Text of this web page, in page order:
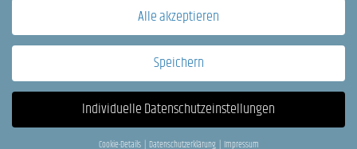
0431 – 549280
DIREKTANRUF
Gettorf:
Meierhof 9
24214 Gettorf
Alle akzeptieren
Speichern
Individuelle Datenschutzeinstellungen
Cookie-Details Datenschutzerklärung Impressum